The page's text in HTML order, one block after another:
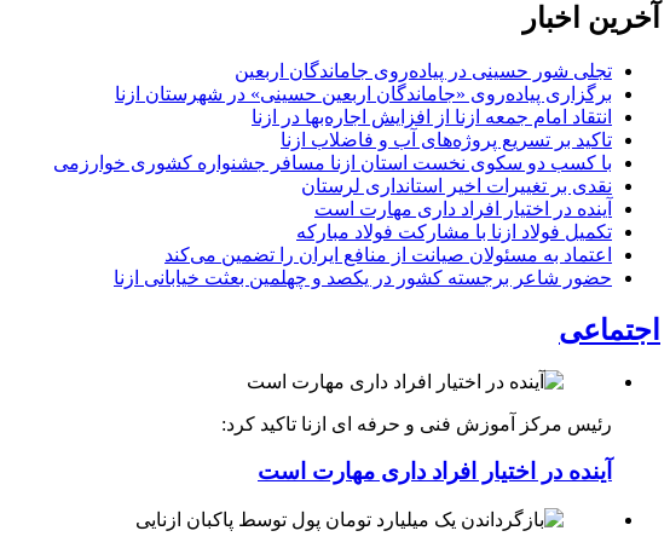
آخرین اخبار
تجلی شور حسینی در پیاده‌روی جاماندگان اربعین
برگزاری پیاده‌روی «جاماندگان اربعین حسینی» در شهرستان ازنا
انتقاد امام جمعه ازنا از افزایش اجاره‌بها در ازنا
تاکید بر تسریع پروژه‌های آب و فاضلاب ازنا
با کسب دو سکوی نخست استان ازنا مسافر جشنواره کشوری خوارزمی
نقدی بر تغییرات اخیر استانداری لرستان
آینده در اختیار افراد داری مهارت است
تکمیل فولاد ازنا با مشارکت فولاد مبارکه
اعتماد به مسئولان صیانت از منافع ایران را تضمین می‌کند
حضور شاعر برجسته کشور در یکصد و چهلمین بعثت خیابانی ازنا
اجتماعی
رئیس مرکز آموزش فنی و حرفه ای ازنا تاکید کرد:
آینده در اختیار افراد داری مهارت است